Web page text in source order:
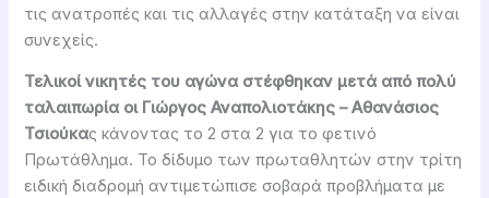
τις ανατροπές και τις αλλαγές στην κατάταξη να είναι
συνεχείς.
Τελικοί νικητές του αγώνα στέφθηκαν μετά από πολύ
ταλαιπωρία οι Γιώργος Αναπολιοτάκης – Αθανάσιος
Τσιούκας κάνοντας το 2 στα 2 για το φετινό
Πρωτάθλημα. Το δίδυμο των πρωταθλητών στην τρίτη
ειδική διαδρομή αντιμετώπισε σοβαρά προβλήματα με